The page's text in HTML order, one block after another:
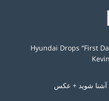
Hyundai Drops “First
آشنا شوید + عکس